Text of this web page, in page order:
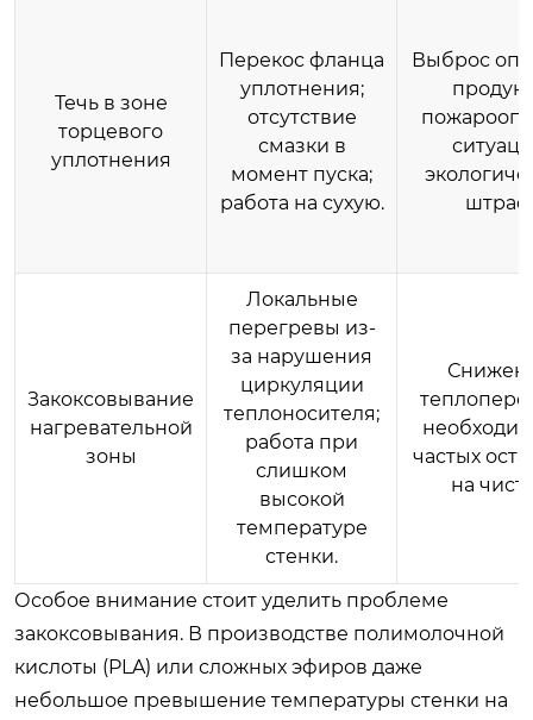
Течь в зоне
торцевого
уплотнения
Перекос фланца
уплотнения;
отсутствие
смазки в
момент пуска;
работа на сухую.
Выброс
Закоксовывание
нагревательной
зоны
Локальные
перегревы из-
за нарушения
циркуляции
теплоносителя;
работа при
слишком
высокой
температуре
стенки.
частых
на
Особое внимание стоит уделить проблеме
закоксовывания. В производстве полимолочной
кислоты (PLA) или сложных эфиров даже
небольшое превышение температуры стенки на